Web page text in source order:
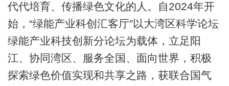
代代培育、传播绿色文化的人。自2024年开
始，“绿能产业科创汇客厅”以大湾区科学论坛
绿能产业科技创新分论坛为载体，立足阳
江、协同湾区、服务全国、面向世界，积极
探索绿色价值实现和共享之路，获联合国气